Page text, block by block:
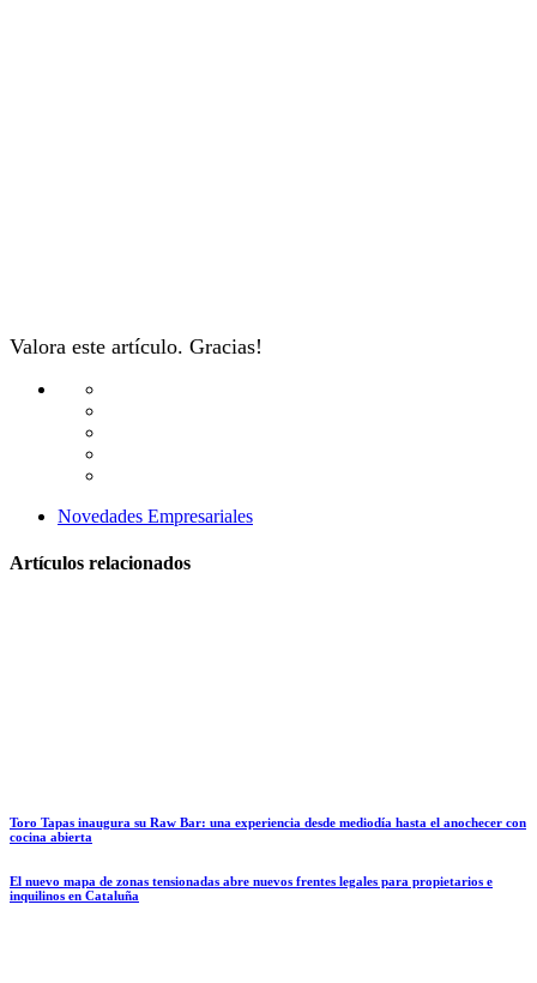
Valora este artículo. Gracias!
Novedades Empresariales
Artículos relacionados
Toro Tapas inaugura su Raw Bar: una experiencia desde mediodía hasta el anochecer con
cocina abierta
El nuevo mapa de zonas tensionadas abre nuevos frentes legales para propietarios e
inquilinos en Cataluña